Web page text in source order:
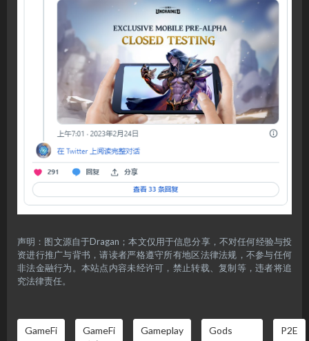
声明：图文源自于Dragan；本文仅用于信息分享，不对任何经验与投
资进行推广与背书，请读者严格遵守所有地区法律法规，不参与任何
非法金融行为。本站点内容未经许可，禁止转载、复制等，违者将追
究法律责任。
GameFi
GameFi
Gameplay
Gods
P2E